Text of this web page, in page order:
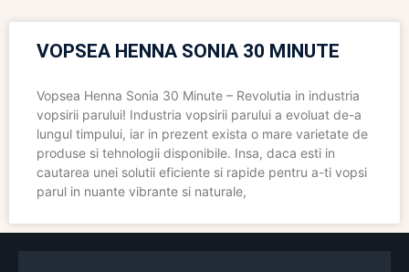
VOPSEA HENNA SONIA 30 MINUTE
Vopsea Henna Sonia 30 Minute – Revolutia in industria
vopsirii parului! Industria vopsirii parului a evoluat de-a
lungul timpului, iar in prezent exista o mare varietate de
produse si tehnologii disponibile. Insa, daca esti in
cautarea unei solutii eficiente si rapide pentru a-ti vopsi
parul in nuante vibrante si naturale,